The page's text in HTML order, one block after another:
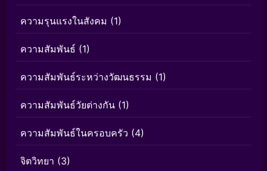
ความรุนแรงในสังคม (1)
ความสัมพันธ์ (1)
ความสัมพันธ์ระหว่างวัฒนธรรม (1)
ความสัมพันธ์วัยต่างกัน (1)
ความสัมพันธ์ในครอบครัว (4)
จิตวิทยา (3)